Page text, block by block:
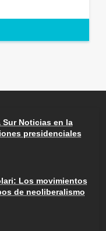
Sur Noticias en la
presidenciales
Los movimientos
de neoliberalismo